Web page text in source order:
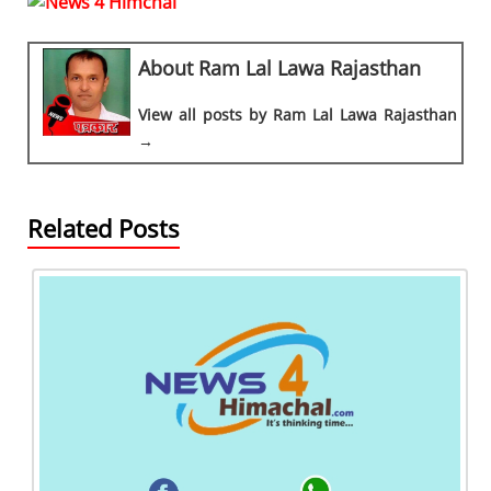
c
e
b
o
o
at
s
A
p
p
gr
a
m
e
n
g
er
a
d
s
e
About Ram Lal Lawa Rajasthan
View all posts by Ram Lal Lawa Rajasthan
→
Related Posts